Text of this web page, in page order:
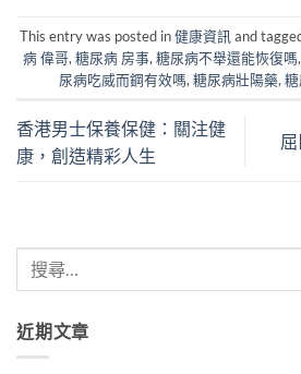
This entry was posted in健康資訊 and
病 偉哥, 糖尿病 房事, 糖尿病不舉還能恢復嗎,
尿病吃威而鋼有效嗎, 糖尿病壯陽藥,
香港男士保養保健：關注健
康，創造精彩人生
近期文章